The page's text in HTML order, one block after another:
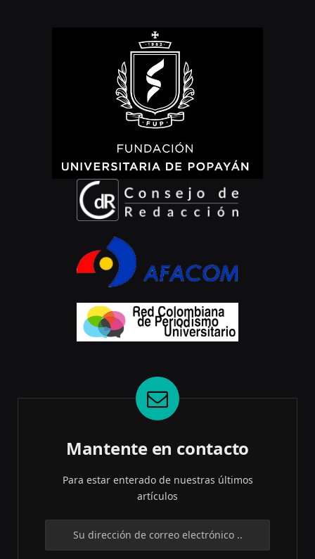
Mantente en contacto
Para estar enterado de nuestras últimos
artículos